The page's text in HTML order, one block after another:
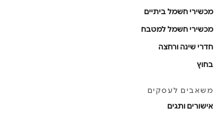
מכשירי חשמל ביתיים
מכשירי חשמל למטבח
חדרי שינה ורחצה
בחוץ
משאבים לעסקים
אישורים ותגים